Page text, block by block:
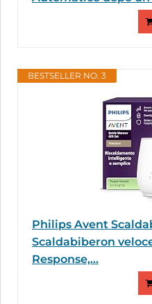
BESTSELLER NO. 3
Philips Avent
Scaldabiberon
Response,...